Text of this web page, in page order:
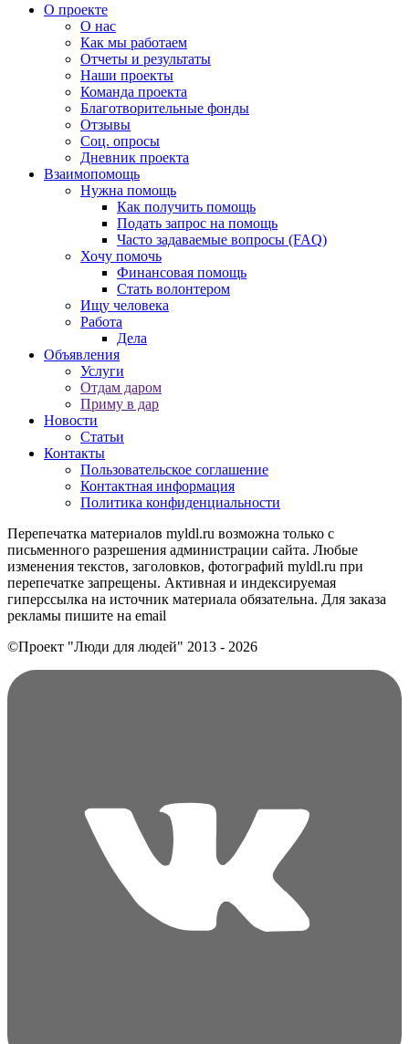
О проекте
О нас
Как мы работаем
Отчеты и результаты
Наши проекты
Команда проекта
Благотворительные фонды
Отзывы
Соц. опросы
Дневник проекта
Взаимопомощь
Нужна помощь
Как получить помощь
Подать запрос на помощь
Часто задаваемые вопросы (FAQ)
Хочу помочь
Финансовая помощь
Стать волонтером
Ищу человека
Работа
Дела
Объявления
Услуги
Отдам даром
Приму в дар
Новости
Статьи
Контакты
Пользовательское соглашение
Контактная информация
Политика конфиденциальности
Перепечатка материалов myldl.ru возможна только с
письменного разрешения администрации сайта. Любые
изменения текстов, заголовков, фотографий myldl.ru при
перепечатке запрещены. Активная и индексируемая
гиперссылка на источник материала обязательна. Для заказа
рекламы пишите на еmail
©Проект "Люди для людей" 2013 - 2026